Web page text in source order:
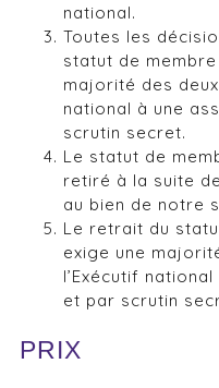
national.
Toutes les
statut de
majorité des
national à une
scrutin secret.
Le statut de
retiré à la suite
au bien de notre
Le retrait du
exige une
l’Exécutif
et par scrutin
PRIX